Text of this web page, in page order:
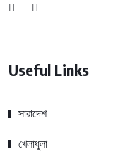
Useful Links
সারাদেশ
খেলাধুলা